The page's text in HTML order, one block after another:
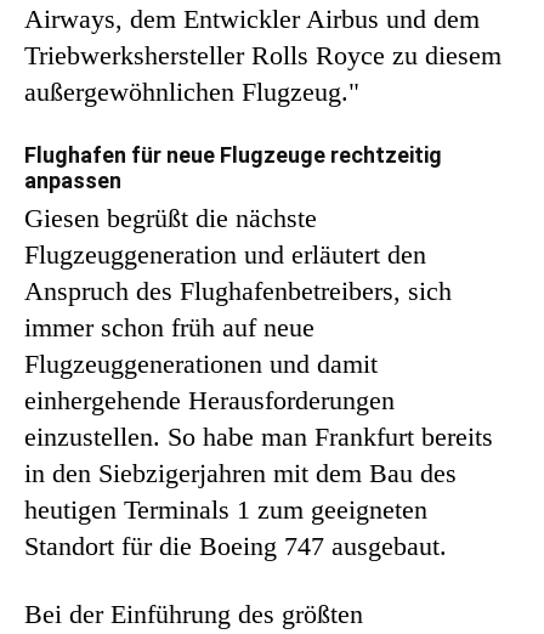
Airways, dem Entwickler Airbus und dem
Triebwerkshersteller Rolls Royce zu diesem
außergewöhnlichen Flugzeug."
Flughafen für neue Flugzeuge rechtzeitig
anpassen
Giesen begrüßt die nächste
Flugzeuggeneration und erläutert den
Anspruch des Flughafenbetreibers, sich
immer schon früh auf neue
Flugzeuggenerationen und damit
einhergehende Herausforderungen
einzustellen. So habe man Frankfurt bereits
in den Siebzigerjahren mit dem Bau des
heutigen Terminals 1 zum geeigneten
Standort für die Boeing 747 ausgebaut.
Bei der Einführung des größten